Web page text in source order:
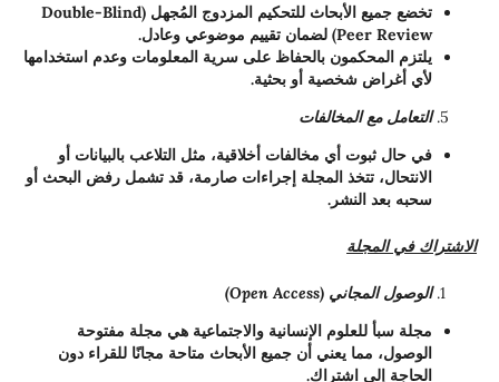
تخضع جميع الأبحاث للتحكيم المزدوج المُجهل (Double-Blind
Peer Review) لضمان تقييم موضوعي وعادل.
يلتزم المحكمون بالحفاظ على سرية المعلومات وعدم استخدامها
لأي أغراض شخصية أو بحثية.
التعامل مع المخالفات
في حال ثبوت أي مخالفات أخلاقية، مثل التلاعب بالبيانات أو
الانتحال، تتخذ المجلة إجراءات صارمة، قد تشمل رفض البحث أو
سحبه بعد النشر.
الاشتراك في المجلة
الوصول المجاني (Open Access)
مجلة سبأ للعلوم الإنسانية والاجتماعية هي مجلة مفتوحة
الوصول، مما يعني أن جميع الأبحاث متاحة مجانًا للقراء دون
الحاجة إلى اشتراك.